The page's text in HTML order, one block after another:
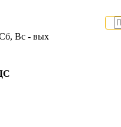
Вс - вых